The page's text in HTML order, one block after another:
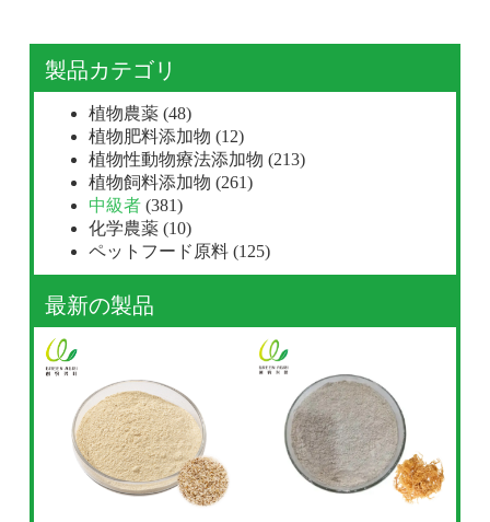
製品カテゴリ
植物農薬 (48)
植物肥料添加物 (12)
植物性動物療法添加物 (213)
植物飼料添加物 (261)
中級者 (381)
化学農薬 (10)
ペットフード原料 (125)
最新の製品